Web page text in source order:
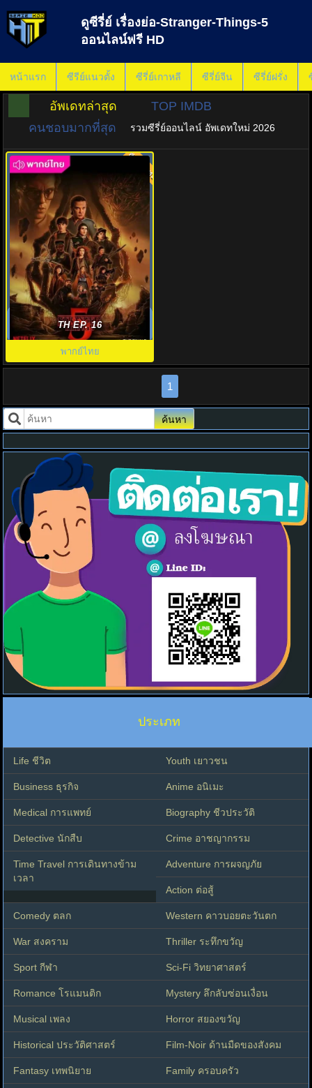
ดูซีรี่ย์ เรื่องย่อ-Stranger-Things-5
ออนไลน์ฟรี HD
หน้าแรก ซีรีย์แนวตั้ง ซีรี่ย์เกาหลี ซีรี่ย์จีน ซีรี่ย์ฝรั่ง
อัพเดทล่าสุด
TOP IMDB
คนชอบมากที่สุด
รวมซีรี่ย์ออนไลน์ อัพเดทใหม่ 2026
สเตรนเจอร์ ธิงส์ ซีซั่น 5 (2025)
Stranger Things 5 พากย์ไทย
8.0 พากย์ไทย
TH EP. 16
พากย์ไทย
1
ค้นหา
ประเภท
Life ชีวิต Youth เยาวชน
Business ธุรกิจ Anime อนิเมะ
Medical การแพทย์ Biography ชีวประวัติ
Detective นักสืบ Crime อาชญากรรม
Time Travel การเดินทางข้าม
เวลา
Adventure การผจญภัย
Action ต่อสู้
Comedy ตลก Western คาวบอยตะวันตก
War สงคราม Thriller ระทึกขวัญ
Sport กีฬา Sci-Fi วิทยาศาสตร์
Romance โรแมนติก Mystery ลึกลับซ่อนเงื่อน
Musical เพลง Horror สยองขวัญ
Historical ประวัติศาสตร์ Film-Noir ด้านมืดของสังคม
Fantasy เทพนิยาย Family ครอบครัว